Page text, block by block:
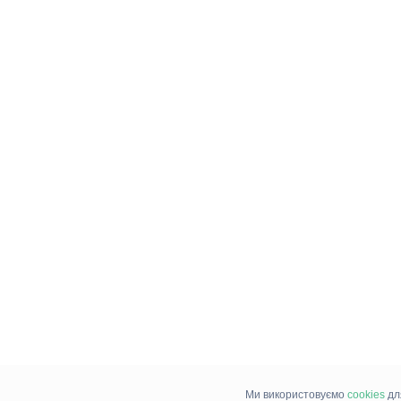
Ми використовуємо cookies